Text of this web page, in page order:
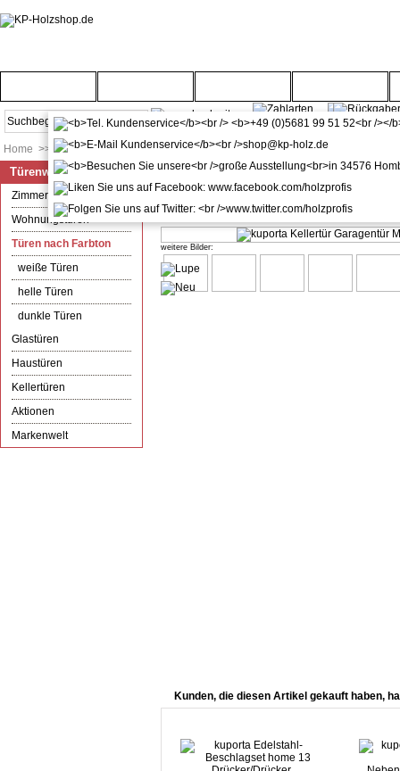
Home >> Türenwelt >> Türen nach Farbton
kuporta Kellertür Garagentür
Durchschnitts-Bewertung: (1)
weitere Bilder:
Kunden, die diesen Artikel gekauft haben,
Türenwelt
Zimmertüren
Wohnungstüren
Türen nach Farbton
weiße Türen
helle Türen
dunkle Türen
Glastüren
Haustüren
Kellertüren
Aktionen
Markenwelt